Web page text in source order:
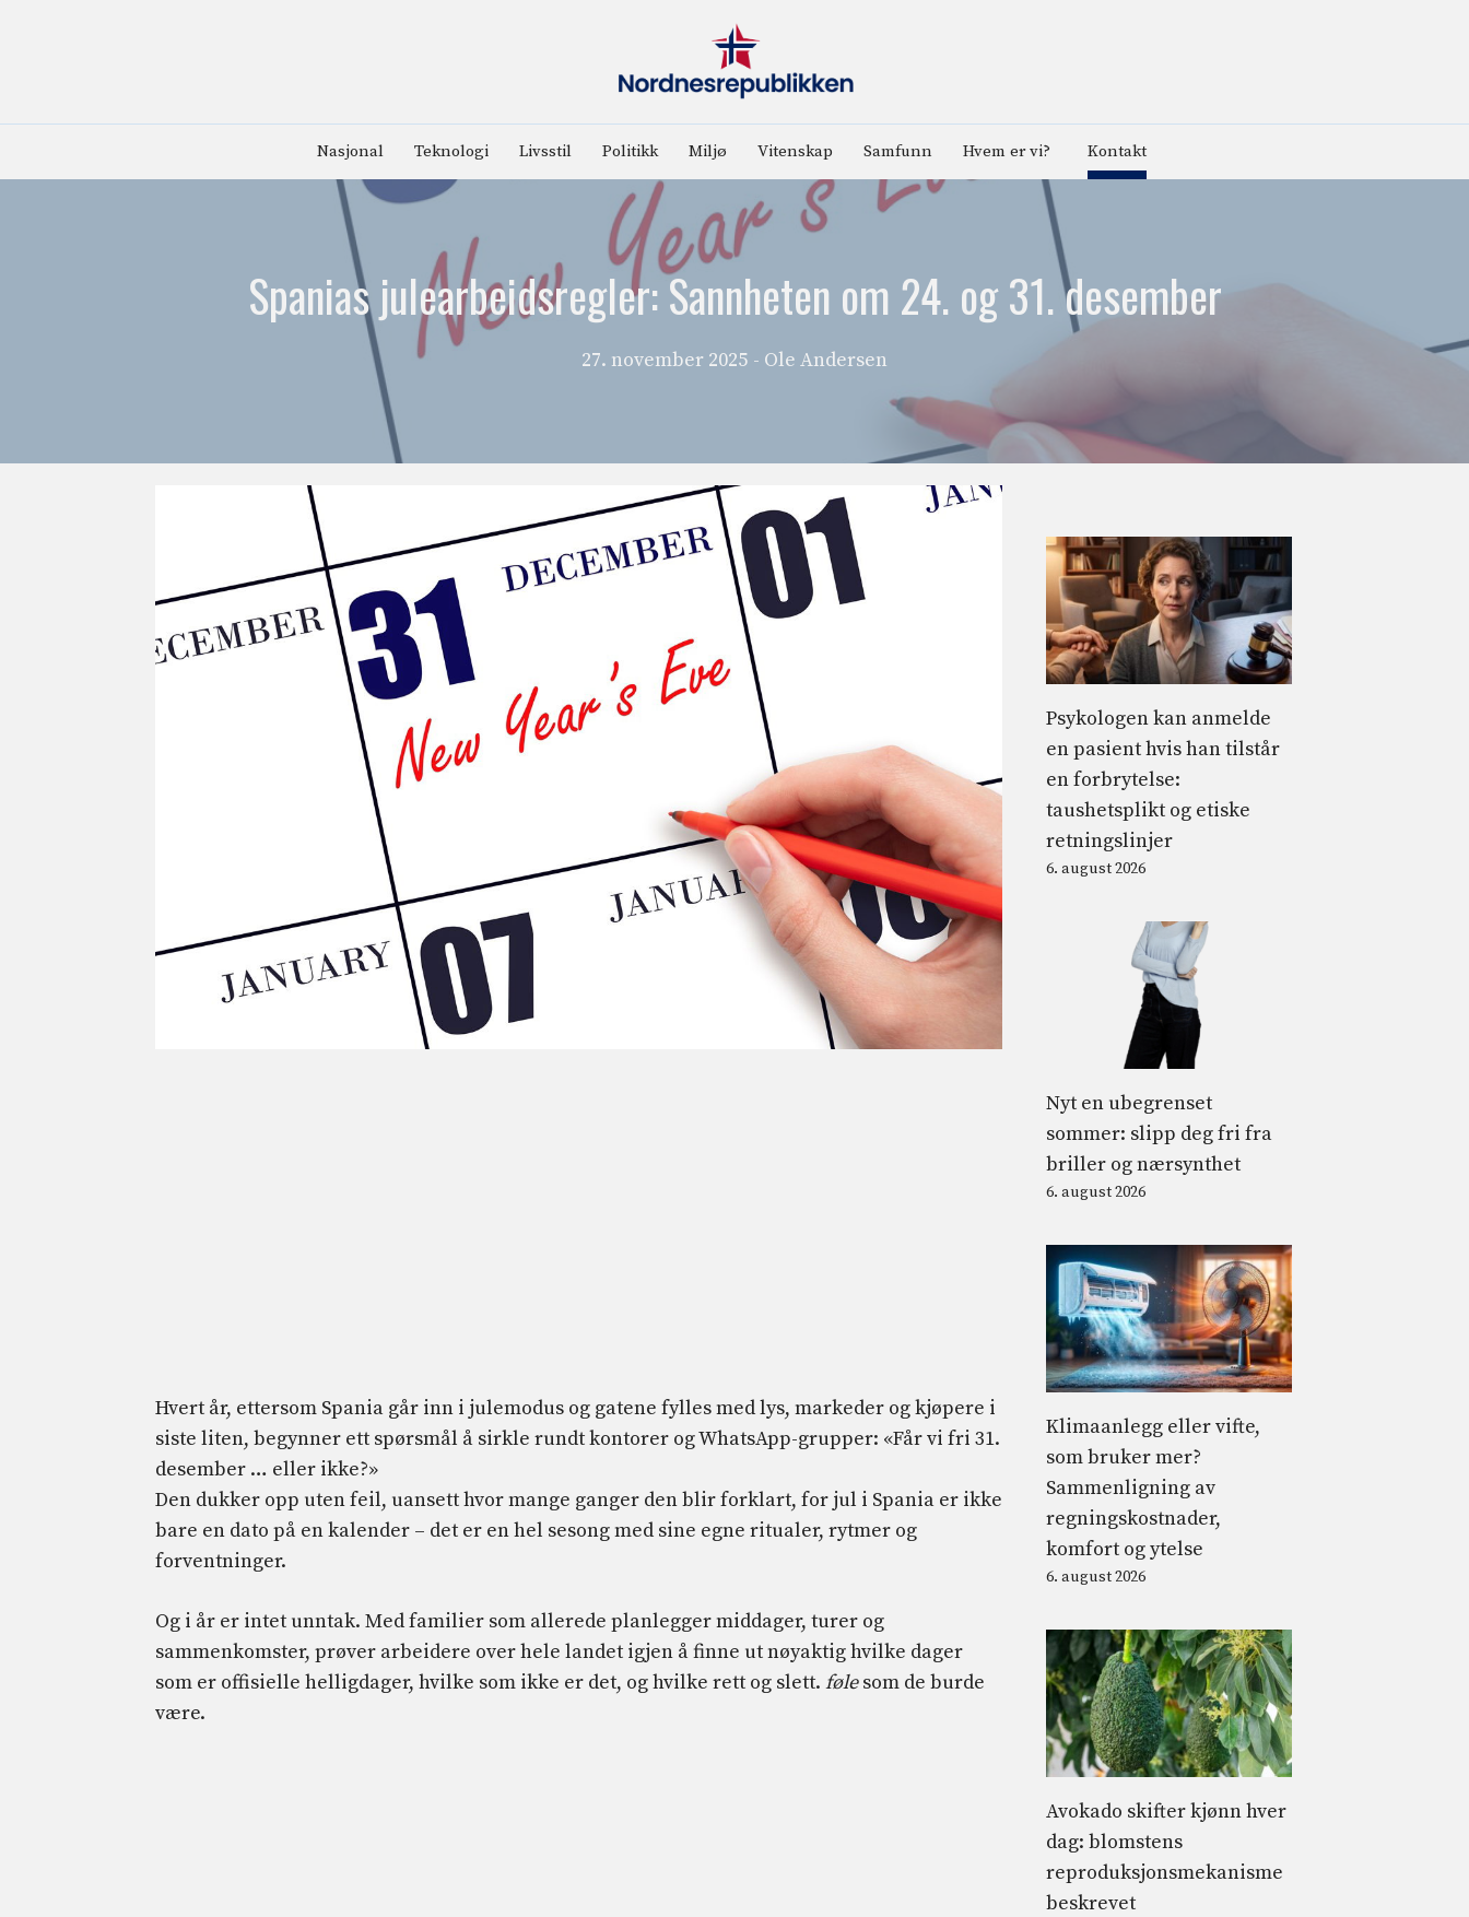
Nasjonal Teknologi Livsstil Politikk Miljø Vitenskap Samfunn Hvem er vi? Kontakt
Spanias julearbeidsregler: Sannheten om 24. og 31. desember
27. november 2025 - Ole Andersen
Hvert år, ettersom Spania går inn i julemodus og gatene fylles med lys, markeder og kjøpere i
siste liten, begynner ett spørsmål å sirkle rundt kontorer og WhatsApp-grupper: «Får vi fri 31.
desember … eller ikke?»
Den dukker opp uten feil, uansett hvor mange ganger den blir forklart, for jul i Spania er ikke
bare en dato på en kalender – det er en hel sesong med sine egne ritualer, rytmer og
forventninger.
Og i år er intet unntak. Med familier som allerede planlegger middager, turer og
sammenkomster, prøver arbeidere over hele landet igjen å finne ut nøyaktig hvilke dager
som er offisielle helligdager, hvilke som ikke er det, og hvilke rett og slett. følesom de burde
være.
Psykologen kan anmelde
en pasient hvis han tilstår
en forbrytelse:
taushetsplikt og etiske
retningslinjer
6. august 2026
Nyt en ubegrenset
sommer: slipp deg fri fra
briller og nærsynthet
6. august 2026
Klimaanlegg eller vifte,
som bruker mer?
Sammenligning av
regningskostnader,
komfort og ytelse
6. august 2026
Avokado skifter kjønn hver
dag: blomstens
reproduksjonsmekanisme
beskrevet